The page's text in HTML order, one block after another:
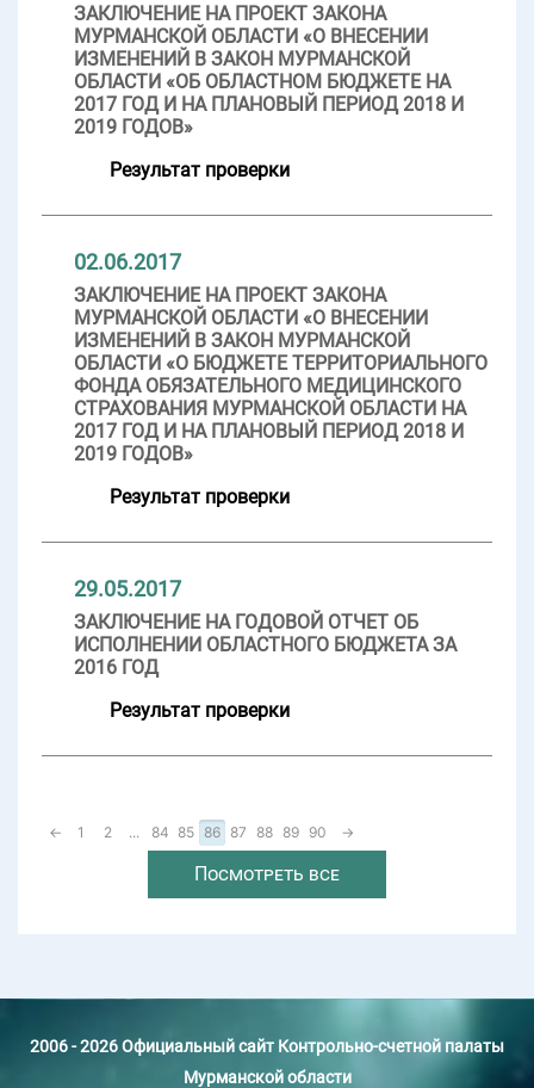
ЗАКЛЮЧЕНИЕ НА ПРОЕКТ ЗАКОНА
МУРМАНСКОЙ ОБЛАСТИ «О ВНЕСЕНИИ
ИЗМЕНЕНИЙ В ЗАКОН МУРМАНСКОЙ
ОБЛАСТИ «ОБ ОБЛАСТНОМ БЮДЖЕТЕ НА
2017 ГОД И НА ПЛАНОВЫЙ ПЕРИОД 2018 И
2019 ГОДОВ»
Результат проверки
02.06.2017
ЗАКЛЮЧЕНИЕ НА ПРОЕКТ ЗАКОНА
МУРМАНСКОЙ ОБЛАСТИ «О ВНЕСЕНИИ
ИЗМЕНЕНИЙ В ЗАКОН МУРМАНСКОЙ
ОБЛАСТИ «О БЮДЖЕТЕ ТЕРРИТОРИАЛЬНОГО
ФОНДА ОБЯЗАТЕЛЬНОГО МЕДИЦИНСКОГО
СТРАХОВАНИЯ МУРМАНСКОЙ ОБЛАСТИ НА
2017 ГОД И НА ПЛАНОВЫЙ ПЕРИОД 2018 И
2019 ГОДОВ»
Результат проверки
29.05.2017
ЗАКЛЮЧЕНИЕ НА ГОДОВОЙ ОТЧЕТ ОБ
ИСПОЛНЕНИИ ОБЛАСТНОГО БЮДЖЕТА ЗА
2016 ГОД
Результат проверки
← 1 2 ... 84 85 86 87 88 89 90 →
Посмотреть все
2006 - 2026 Официальный сайт Контрольно-счетной палаты
Мурманской области